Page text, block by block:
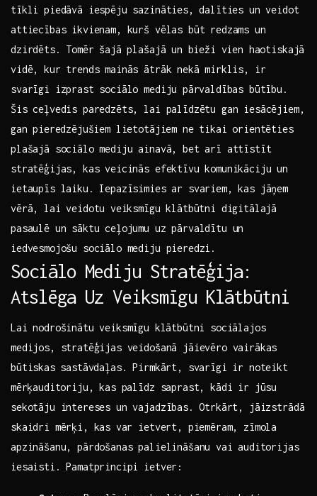
tīkli piedāvā iespēju sazināties,⁤ dalīties un veidot
attiecības ikvienam, kurš vēlas būt redzams un
dzirdēts.⁢ Tomēr šajā‌ plašajā un ⁣bieži vien haotiskajā
vidē, kur trends mainās ātrāk nekā ⁢mirklis, ir
svarīgi izprast sociālo mediju⁤ pārvaldības būtību.
Šis ceļvedis​ paredzēts,‌ lai palīdzētu gan iesācējiem,
gan⁤ pieredzējušiem lietotājiem ne tikai orientēties
plašajā sociālo mediju ainavā, bet arī attīstīt
stratēģijas, ‍kas veicinās efektīvu komunikāciju un
ietaupīs ​laiku. Iepazīsimies ar svariem, kas ‍jāņem
vērā, lai veidotu ⁣veiksmīgu klātbūtni digitālajā
pasaulē un sāktu ceļojumu‌ uz pārvaldītu un
iedvesmojošu sociālo mediju pieredzi.
Sociālo Mediju Stratēģija:⁢
Atslēga Uz ‌Veiksmīgu Klātbūtni
Lai nodrošinātu veiksmīgu ⁢klātbūtni sociālajos​
medijos, stratēģijas veidošanā jāievēro vairākas​
būtiskas⁢ sastāvdaļas. Pirmkārt, svarīgi ir noteikt
⁤mērķauditoriju, kas‌ palīdz saprast, kādi ‍ir jūsu
sekotāju intereses un vajadzības.⁢ Otrkārt,‌ jāizstrādā
skaidri mērķi, kas ⁤var ietvert, piemēram, ‍zīmola
apzināšanu, ‍pārdošanas palielināšanu vai ⁣auditorijas
iesaisti. Pamatprincipi ietver: